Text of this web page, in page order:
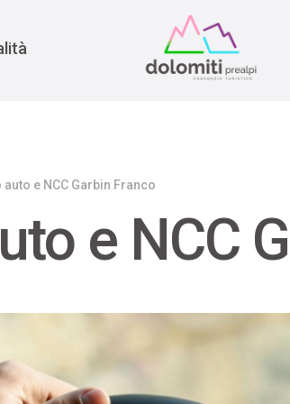
e NCC Garbin Franco
e NCC